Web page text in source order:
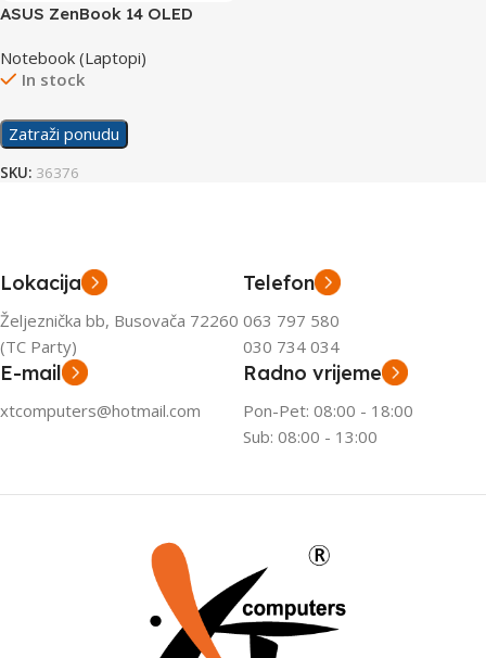
ASUS ZenBook 14 OLED
Notebook (Laptopi)
In stock
Zatraži ponudu
SKU: 36376
Lokacija
Željeznička bb, Busovača 72260
(TC Party)
Telefon
063 797 580
030 734 034
E-mail
xtcomputers@hotmail.com
Radno vrijeme
Pon-Pet: 08:00 - 18:00
Sub: 08:00 - 13:00